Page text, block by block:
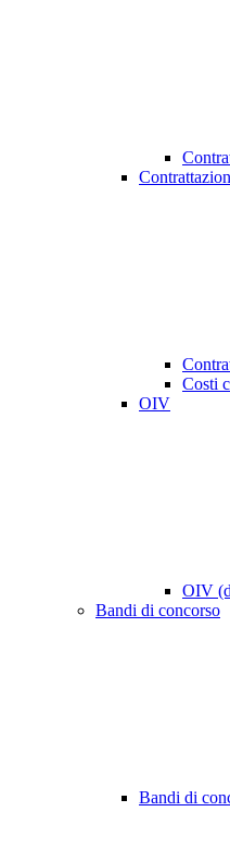
Costi
OIV
OIV
Bandi di concorso
Bandi di